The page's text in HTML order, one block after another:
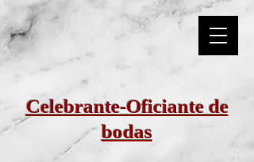
Celebrante-Oficiante de
bodas